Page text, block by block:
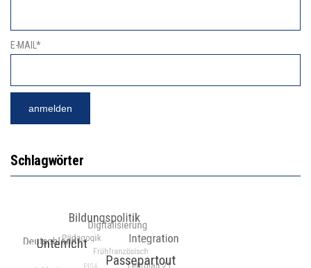
E-MAIL*
Schlagwörter